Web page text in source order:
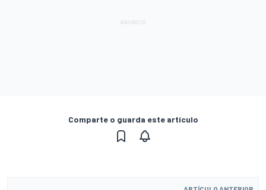
Comparte o guarda este artículo